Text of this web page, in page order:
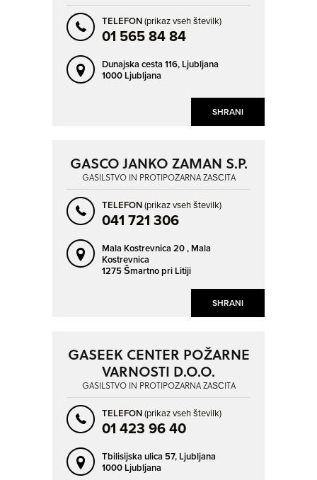
SHRANI
TELEFON(prikaz vseh številk)
01 565 84 84
Dunajska cesta 116, Ljubljana
1000 Ljubljana
SHRANI
GASCO JANKO ZAMAN S.P.
GASILSTVO IN PROTIPOŽARNA ZAŠČITA
TELEFON(prikaz vseh številk)
041 721 306
Mala Kostrevnica 20 , Mala
Kostrevnica
1275 Šmartno pri Litiji
GASEEK CENTER POŽARNE
VARNOSTI D.O.O.
GASILSTVO IN PROTIPOŽARNA ZAŠČITA
TELEFON(prikaz vseh številk)
01 423 96 40
Tbilisijska ulica 57, Ljubljana
1000 Ljubljana